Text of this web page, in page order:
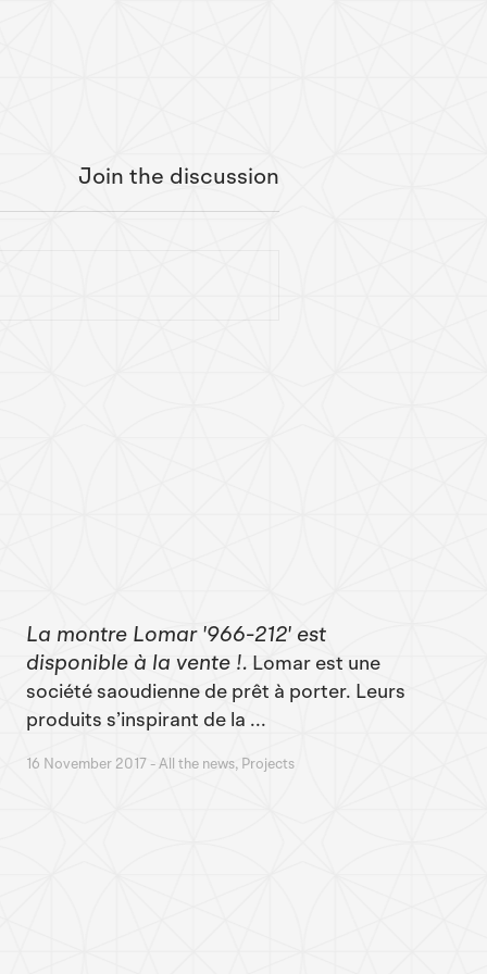
Join the discussion
La montre Lomar '966-212' est
disponible à la vente ! Lomar est une
société saoudienne de prêt à porter. Leurs
produits s’inspirant de la ...
16 November 2017 All the news, Projects